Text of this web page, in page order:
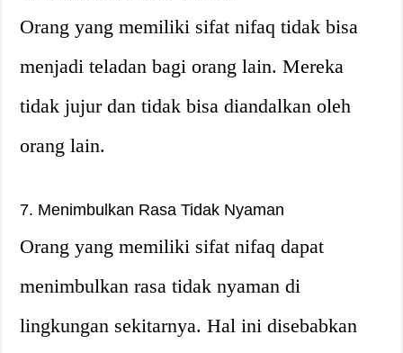
Orang yang memiliki sifat nifaq tidak bisa
menjadi teladan bagi orang lain. Mereka
tidak jujur dan tidak bisa diandalkan oleh
orang lain.
7. Menimbulkan Rasa Tidak Nyaman
Orang yang memiliki sifat nifaq dapat
menimbulkan rasa tidak nyaman di
lingkungan sekitarnya. Hal ini disebabkan